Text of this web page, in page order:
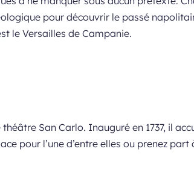
pour découvrir le passé
le Versailles de Campanie.
San Carlo. Inauguré en 1737, il
pour l’une d’entre elles ou prenez part